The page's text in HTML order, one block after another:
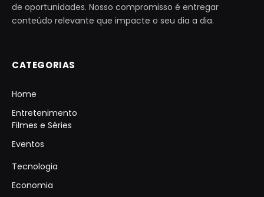
de oportunidades. Nosso compromisso é entregar
conteúdo relevante que impacte o seu dia a dia.
CATEGORIAS
Home
Entretenimento
Filmes e Séries
Eventos
Tecnologia
Economia